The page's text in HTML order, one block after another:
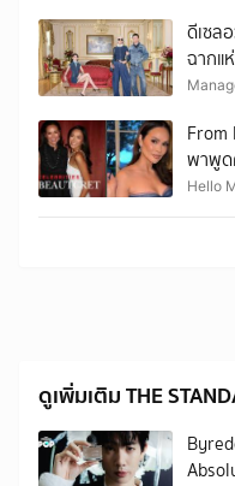
ดีเซล
ฉากแ
From
พาพู
ทิพย์’
Hello
ดูเพิ่มเติม THE